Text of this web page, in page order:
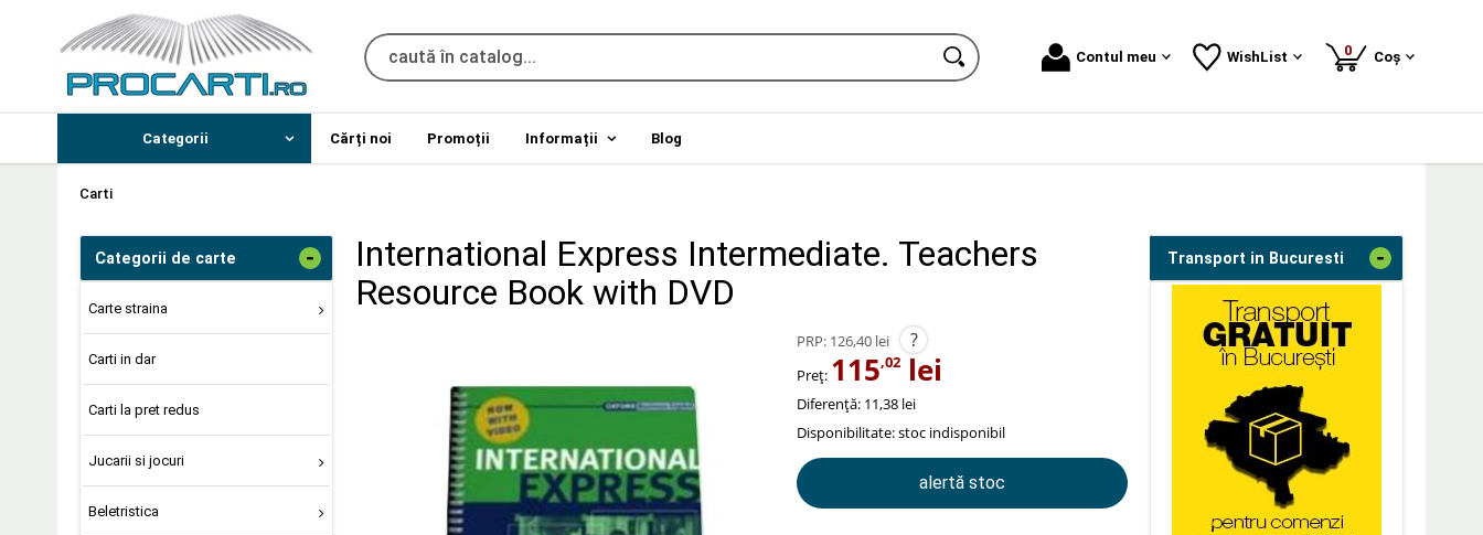
Contul meu WishList 0produse
Coș
Categorii Cărți noi Promoții Informații Blog
Carti
Categorii de carte -
Carte straina
Carti in dar
Carti la pret redus
Jucarii si jocuri
Beletristica
International Express Intermediate. Teachers
Resource Book with DVD
PRP: 126,40 lei ?
Preț: 115,02 lei
Diferență: 11,38 lei
Disponibilitate:stoc indisponibil
alertă stoc
Transport in Bucuresti -